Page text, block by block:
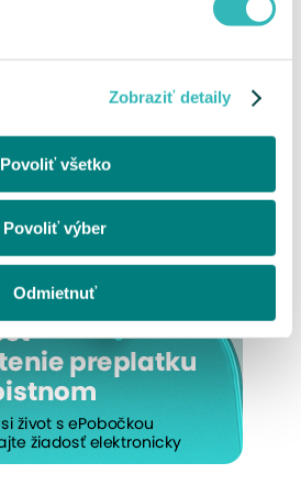
Zobraziť detaily
Povoliť všetko
Povoliť výber
Odmietnuť